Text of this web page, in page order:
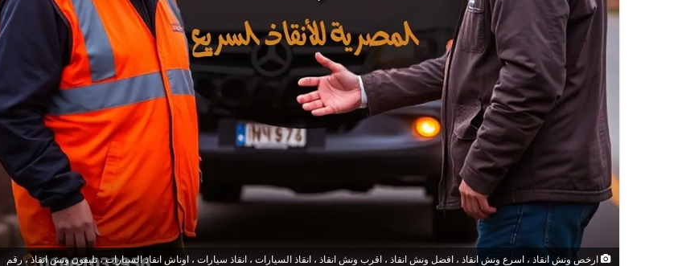
ارخص ونش انقاذ ، اسرع ونش انقاذ ، افضل ونش انقاذ ، اقرب ونش انقاذ ، انقاذ السيارات ، انقاذ سيارات ، اوناش انقاذ السيارات ، تليفون ونش انقاذ ، رقم